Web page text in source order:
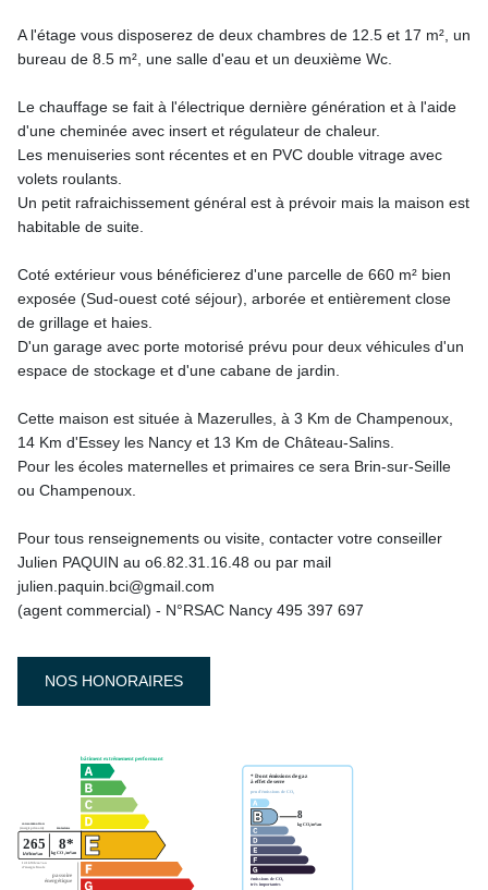
A l'étage vous disposerez de deux chambres de 12.5 et 17 m², un
bureau de 8.5 m², une salle d'eau et un deuxième Wc.
Le chauffage se fait à l'électrique dernière génération et à l'aide
d'une cheminée avec insert et régulateur de chaleur.
Les menuiseries sont récentes et en PVC double vitrage avec
volets roulants.
Un petit rafraichissement général est à prévoir mais la maison est
habitable de suite.
Coté extérieur vous bénéficierez d'une parcelle de 660 m² bien
exposée (Sud-ouest coté séjour), arborée et entièrement close
de grillage et haies.
D'un garage avec porte motorisé prévu pour deux véhicules d'un
espace de stockage et d'une cabane de jardin.
Cette maison est située à Mazerulles, à 3 Km de Champenoux,
14 Km d'Essey les Nancy et 13 Km de Château-Salins.
Pour les écoles maternelles et primaires ce sera Brin-sur-Seille
ou Champenoux.
Pour tous renseignements ou visite, contacter votre conseiller
Julien PAQUIN au o6.82.31.16.48 ou par mail
julien.paquin.bci@gmail.com
(agent commercial) - N°RSAC Nancy 495 397 697
NOS HONORAIRES